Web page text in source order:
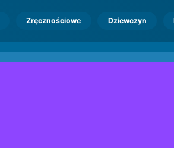
Zręcznościowe Dziewczyn